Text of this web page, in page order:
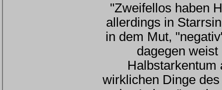
"Zweifellos haben
allerdings in
in dem Mut,
dagegen
Halbstarkentum
wirklichen Dinge